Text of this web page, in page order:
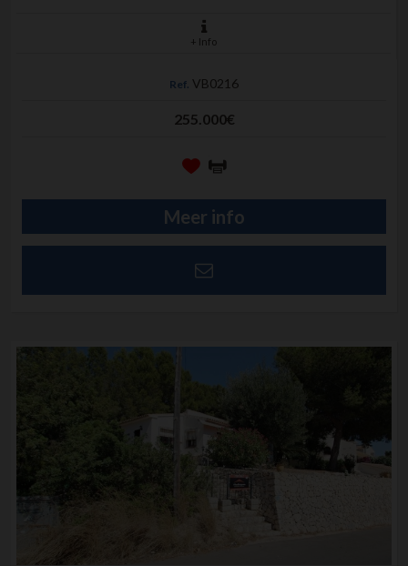
+ Info
Ref. VB0216
255.000€
Meer info